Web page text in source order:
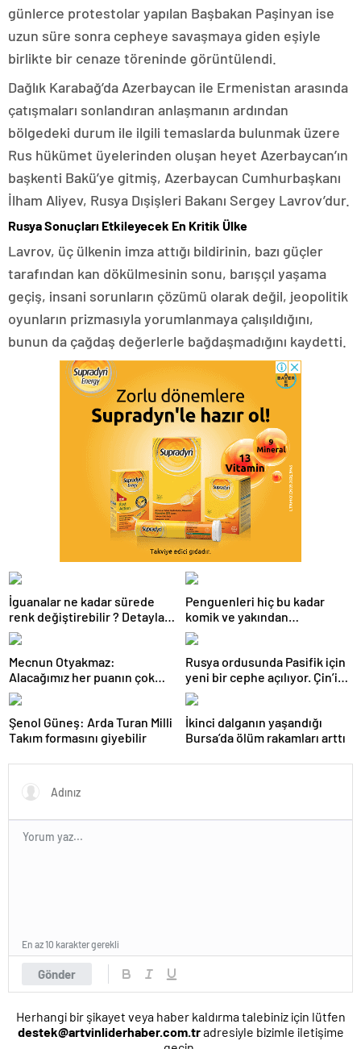
günlerce protestolar yapılan Başbakan Paşinyan ise
uzun süre sonra cepheye savaşmaya giden eşiyle
birlikte bir cenaze töreninde görüntülendi.
Dağlık Karabağ’da Azerbaycan ile Ermenistan arasında
çatışmaları sonlandıran anlaşmanın ardından
bölgedeki durum ile ilgili temaslarda bulunmak üzere
Rus hükümet üyelerinden oluşan heyet Azerbaycan’ın
başkenti Bakü’ye gitmiş, Azerbaycan Cumhurbaşkanı
İlham Aliyev, Rusya Dışişleri Bakanı Sergey Lavrov’dur.
Rusya Sonuçları Etkileyecek En Kritik Ülke
Lavrov, üç ülkenin imza attığı bildirinin, bazı güçler
tarafından kan dökülmesinin sonu, barışçıl yaşama
geçiş, insani sorunların çözümü olarak değil, jeopolitik
oyunların prizmasıyla yorumlanmaya çalışıldığını,
bunun da çağdaş değerlerle bağdaşmadığını kaydetti.
İguanalar ne kadar sürede
renk değiştirebilir ? Detaylar
burada…
Penguenleri hiç bu kadar
komik ve yakından
görmemiştiniz
Mecnun Otyakmaz:
Alacağımız her puanın çok
önemi var
Rusya ordusunda Pasifik için
yeni bir cephe açılıyor. Çin’in
ilk tepkisi!
Şenol Güneş: Arda Turan Milli
Takım formasını giyebilir
İkinci dalganın yaşandığı
Bursa’da ölüm rakamları arttı
Gönder
En az 10 karakter gerekli
Herhangi bir şikayet veya haber kaldırma talebiniz için lütfen
destek@artvinliderhaber.com.tradresiyle bizimle iletişime